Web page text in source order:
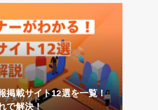
掲載サイト12選を一覧！
で解決！